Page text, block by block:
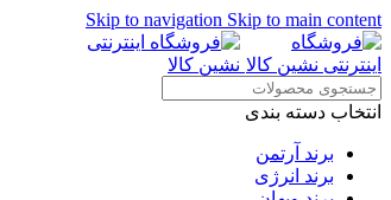
Skip to navigation Skip to main content
انتخاب دسته بندی
برند آرتمن
برند انرژی